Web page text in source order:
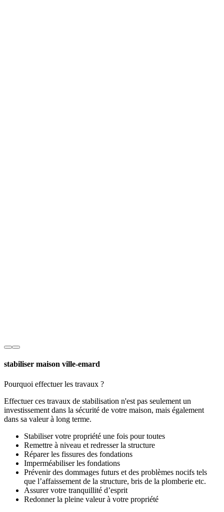
stabiliser maison ville-emard
Pourquoi effectuer les travaux ?
Effectuer ces travaux de stabilisation n'est pas seulement un
investissement dans la sécurité de votre maison, mais également
dans sa valeur à long terme.
Stabiliser votre propriété une fois pour toutes
Remettre à niveau et redresser la structure
Réparer les fissures des fondations
Imperméabiliser les fondations
Prévenir des dommages futurs et des problèmes nocifs tels
que l’affaissement de la structure, bris de la plomberie etc.
Assurer votre tranquillité d’esprit
Redonner la pleine valeur à votre propriété